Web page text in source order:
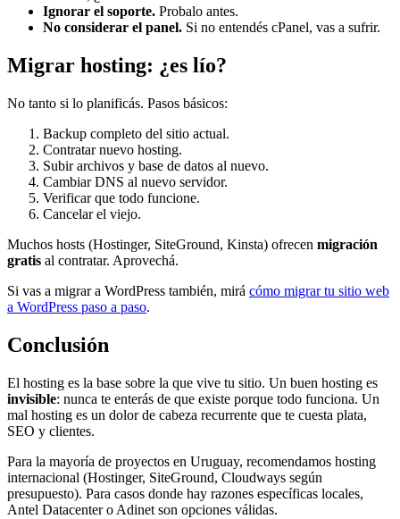
Ignorar el soporte. Probalo antes.
No considerar el panel. Si no entendés cPanel, vas a sufrir.
Migrar hosting: ¿es lío?
No tanto si lo planificás. Pasos básicos:
Backup completo del sitio actual.
Contratar nuevo hosting.
Subir archivos y base de datos al nuevo.
Cambiar DNS al nuevo servidor.
Verificar que todo funcione.
Cancelar el viejo.
Muchos hosts (Hostinger, SiteGround, Kinsta) ofrecen migración
gratis al contratar. Aprovechá.
Si vas a migrar a WordPress también, mirá cómo migrar tu sitio web
a WordPress paso a paso.
Conclusión
El hosting es la base sobre la que vive tu sitio. Un buen hosting es
invisible: nunca te enterás de que existe porque todo funciona. Un
mal hosting es un dolor de cabeza recurrente que te cuesta plata,
SEO y clientes.
Para la mayoría de proyectos en Uruguay, recomendamos hosting
internacional (Hostinger, SiteGround, Cloudways según
presupuesto). Para casos donde hay razones específicas locales,
Antel Datacenter o Adinet son opciones válidas.